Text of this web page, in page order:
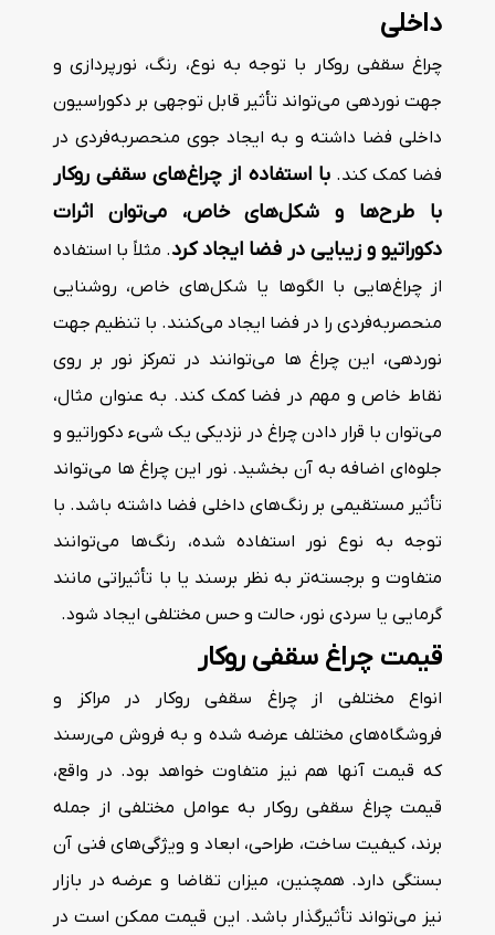
داخلی
چراغ سقفی روکار با توجه به نوع، رنگ، نورپردازی و
جهت نوردهی می‌تواند تأثیر قابل توجهی بر دکوراسیون
داخلی فضا داشته و به ایجاد جوی منحصربه‌فردی در
فضا کمک کند.با استفاده از چراغ‌های سقفی روکار
با طرح‌ها و شکل‌های خاص، می‌توان اثرات
دکوراتیو و زیبایی در فضا ایجاد کرد. مثلاً با استفاده
از چراغ‌هایی با الگوها یا شکل‌های خاص، روشنایی
منحصربه‌فردی را در فضا ایجاد می‌کنند. با تنظیم جهت
نوردهی، این چراغ ها می‌توانند در تمرکز نور بر روی
نقاط خاص و مهم در فضا کمک کند. به عنوان مثال،
می‌توان با قرار دادن چراغ در نزدیکی یک شیء دکوراتیو و
جلوه‌ای اضافه به آن بخشید. نور این چراغ ها می‌تواند
تأثیر مستقیمی بر رنگ‌های داخلی فضا داشته باشد. با
توجه به نوع نور استفاده شده، رنگ‌ها می‌توانند
متفاوت و برجسته‌تر به نظر برسند یا با تأثیراتی مانند
گرمایی یا سردی نور، حالت و حس مختلفی ایجاد شود.
قیمت چراغ سقفی روکار
انواع مختلفی از چراغ سقفی روکار در مراکز و
فروشگاه‌های مختلف عرضه شده و به فروش می‌رسند
که قیمت آنها هم نیز متفاوت خواهد بود. در واقع،
قیمت چراغ سقفی روکار به عوامل مختلفی از جمله
برند، کیفیت ساخت، طراحی، ابعاد و ویژگی‌های فنی آن
بستگی دارد. همچنین، میزان تقاضا و عرضه در بازار
نیز می‌تواند تأثیرگذار باشد. این قیمت ممکن است در